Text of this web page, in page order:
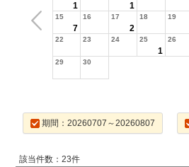
1 1
15
7
16 17
2
18 19
22 23 24 25
1
26
29 30
期間：20260707～20260807
該当件数：23件